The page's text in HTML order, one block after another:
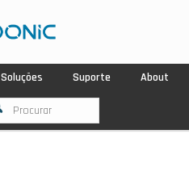
Soluções Suporte About